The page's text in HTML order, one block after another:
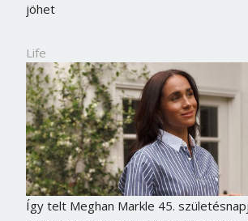
jöhet
Life
Így telt Meghan Markle 45.